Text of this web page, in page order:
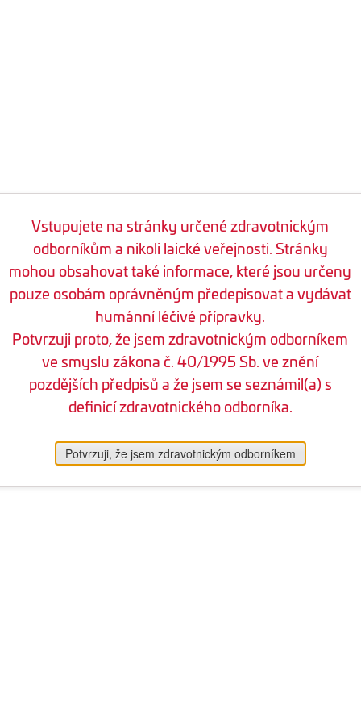
Vstupujete na stránky určené zdravotnickým
odborníkům a nikoli laické veřejnosti. Stránky
mohou obsahovat také informace, které jsou určeny
pouze osobám oprávněným předepisovat a vydávat
humánní léčivé přípravky.
Potvrzuji proto, že jsem zdravotnickým odborníkem
ve smyslu zákona č. 40/1995 Sb. ve znění
pozdějších předpisů a že jsem se seznámil(a) s
definicí zdravotnického odborníka.
Potvrzuji, že jsem zdravotnickým odborníkem